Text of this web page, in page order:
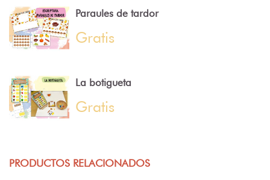
Paraules de tardor
Gratis
La botigueta
Gratis
PRODUCTOS RELACIONADOS